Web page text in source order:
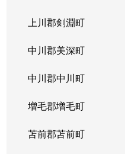
上川郡剣淵町
中川郡美深町
中川郡中川町
増毛郡増毛町
苫前郡苫前町